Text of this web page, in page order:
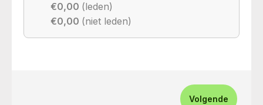
€0,00 (leden)
€0,00 (niet leden)
Volgende